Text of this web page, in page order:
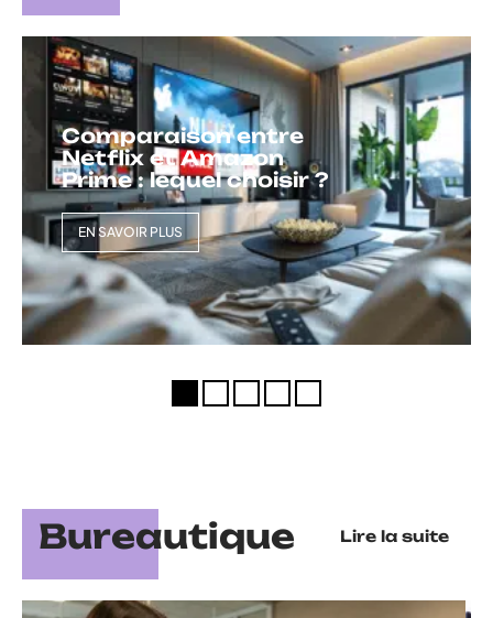
Comparaison entre
Netflix et Amazon
Prime : lequel choisir ?
EN SAVOIR PLUS
Bureautique Lire la suite